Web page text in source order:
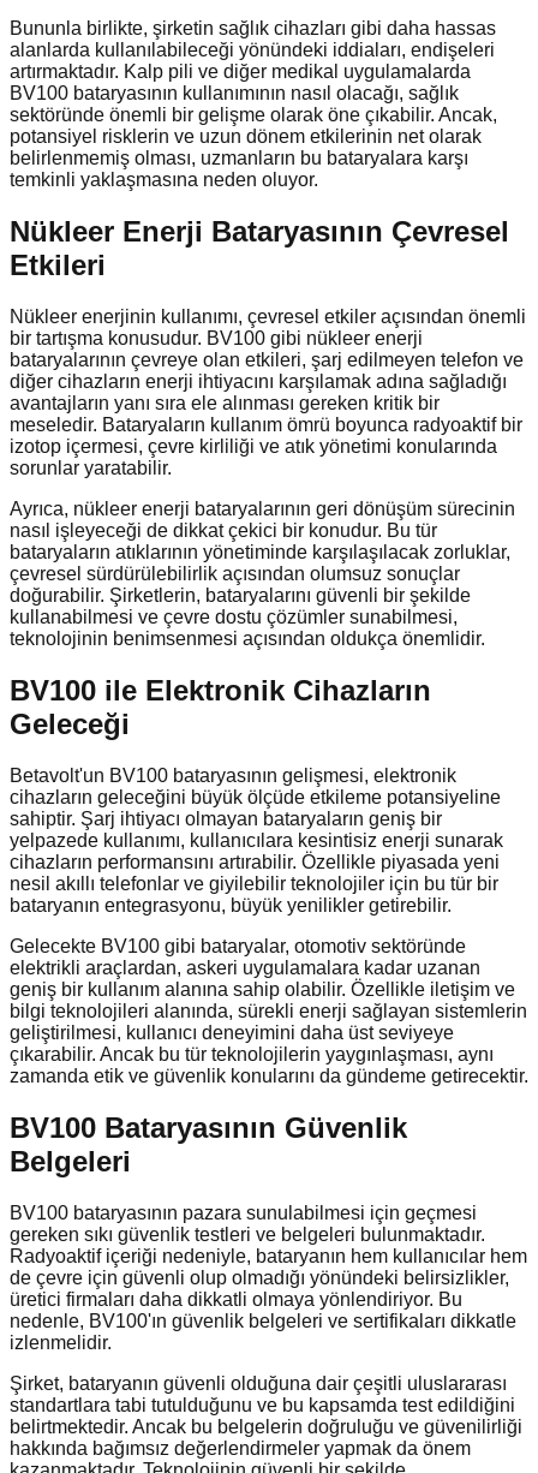
Bununla birlikte, şirketin sağlık cihazları gibi daha hassas
alanlarda kullanılabileceği yönündeki iddiaları, endişeleri
artırmaktadır. Kalp pili ve diğer medikal uygulamalarda
BV100 bataryasının kullanımının nasıl olacağı, sağlık
sektöründe önemli bir gelişme olarak öne çıkabilir. Ancak,
potansiyel risklerin ve uzun dönem etkilerinin net olarak
belirlenmemiş olması, uzmanların bu bataryalara karşı
temkinli yaklaşmasına neden oluyor.
Nükleer Enerji Bataryasının Çevresel
Etkileri
Nükleer enerjinin kullanımı, çevresel etkiler açısından önemli
bir tartışma konusudur. BV100 gibi nükleer enerji
bataryalarının çevreye olan etkileri, şarj edilmeyen telefon ve
diğer cihazların enerji ihtiyacını karşılamak adına sağladığı
avantajların yanı sıra ele alınması gereken kritik bir
meseledir. Bataryaların kullanım ömrü boyunca radyoaktif bir
izotop içermesi, çevre kirliliği ve atık yönetimi konularında
sorunlar yaratabilir.
Ayrıca, nükleer enerji bataryalarının geri dönüşüm sürecinin
nasıl işleyeceği de dikkat çekici bir konudur. Bu tür
bataryaların atıklarının yönetiminde karşılaşılacak zorluklar,
çevresel sürdürülebilirlik açısından olumsuz sonuçlar
doğurabilir. Şirketlerin, bataryalarını güvenli bir şekilde
kullanabilmesi ve çevre dostu çözümler sunabilmesi,
teknolojinin benimsenmesi açısından oldukça önemlidir.
BV100 ile Elektronik Cihazların
Geleceği
Betavolt'un BV100 bataryasının gelişmesi, elektronik
cihazların geleceğini büyük ölçüde etkileme potansiyeline
sahiptir. Şarj ihtiyacı olmayan bataryaların geniş bir
yelpazede kullanımı, kullanıcılara kesintisiz enerji sunarak
cihazların performansını artırabilir. Özellikle piyasada yeni
nesil akıllı telefonlar ve giyilebilir teknolojiler için bu tür bir
bataryanın entegrasyonu, büyük yenilikler getirebilir.
Gelecekte BV100 gibi bataryalar, otomotiv sektöründe
elektrikli araçlardan, askeri uygulamalara kadar uzanan
geniş bir kullanım alanına sahip olabilir. Özellikle iletişim ve
bilgi teknolojileri alanında, sürekli enerji sağlayan sistemlerin
geliştirilmesi, kullanıcı deneyimini daha üst seviyeye
çıkarabilir. Ancak bu tür teknolojilerin yaygınlaşması, aynı
zamanda etik ve güvenlik konularını da gündeme getirecektir.
BV100 Bataryasının Güvenlik
Belgeleri
BV100 bataryasının pazara sunulabilmesi için geçmesi
gereken sıkı güvenlik testleri ve belgeleri bulunmaktadır.
Radyoaktif içeriği nedeniyle, bataryanın hem kullanıcılar hem
de çevre için güvenli olup olmadığı yönündeki belirsizlikler,
üretici firmaları daha dikkatli olmaya yönlendiriyor. Bu
nedenle, BV100'ın güvenlik belgeleri ve sertifikaları dikkatle
izlenmelidir.
Şirket, bataryanın güvenli olduğuna dair çeşitli uluslararası
standartlara tabi tutulduğunu ve bu kapsamda test edildiğini
belirtmektedir. Ancak bu belgelerin doğruluğu ve güvenilirliği
hakkında bağımsız değerlendirmeler yapmak da önem